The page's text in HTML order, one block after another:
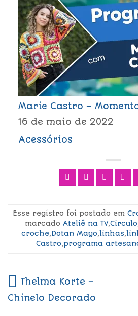
Marie Castro –
16 de maio de 2022
Acessórios
Esse registro foi postado em
marcado Ateliê na TV,Circulo
croche,Dotan Mayo,linhas,
Castro,programa
Thelma Korte –
Chinelo Decorado